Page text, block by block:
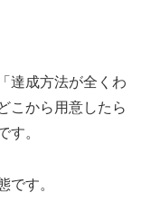
達成方法が全くわ
こから用意したら
す。
です。